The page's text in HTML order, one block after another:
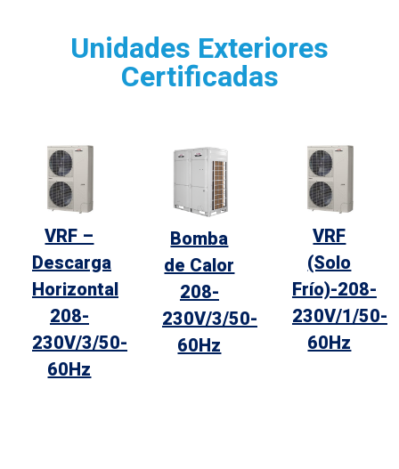
Unidades Exteriores
Certificadas
VRF –
Descarga
Horizontal
208-
230V/3/50-
60Hz
Bomba
de Calor
208-
230V/3/50-
60Hz
VRF
(Solo
Frío)-208-
230V/1/50-
60Hz